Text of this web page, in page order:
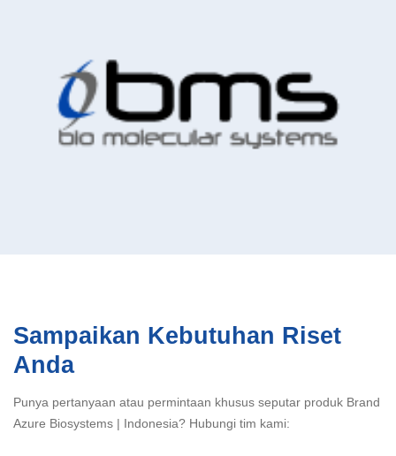
Sampaikan Kebutuhan Riset
Anda
Punya pertanyaan atau permintaan khusus seputar produk Brand
Azure Biosystems | Indonesia? Hubungi tim kami: